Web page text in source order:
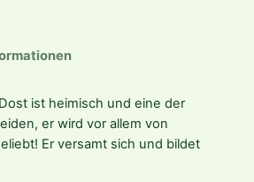
ist heimisch und eine der
er wird vor allem von
Er versamt sich und bildet